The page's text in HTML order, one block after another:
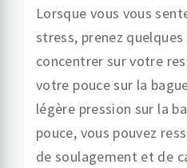
Lorsque vous vous
stress, prenez
concentrer sur votre
votre pouce sur la
légère pression sur la
pouce, vous pouvez
de soulagement et de